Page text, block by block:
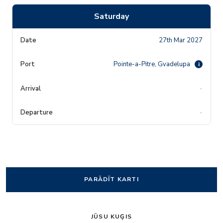
Saturday
27th Mar 2027
Pointe-a-Pitre, Gvadelupa i
-
-
PARĀDĪT KARTI
JŪSU KUĢIS